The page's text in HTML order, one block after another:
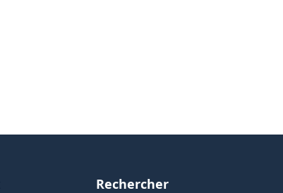
Rechercher